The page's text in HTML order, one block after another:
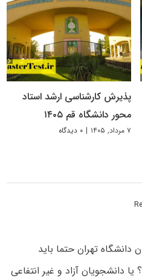
پذیرش کارشناسی ارشد استاد
محور دانشگاه قم ۱۴۰۵
۷ مرداد, ۱۴۰۵ | ۰ دیدگاه
دانشگاه تهران حتما باید
دانشجویان آزاد و غیر انتفاعی